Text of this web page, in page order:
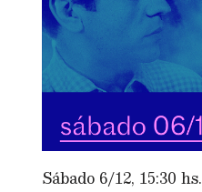
Sábado 6/12, 15:30 hs.